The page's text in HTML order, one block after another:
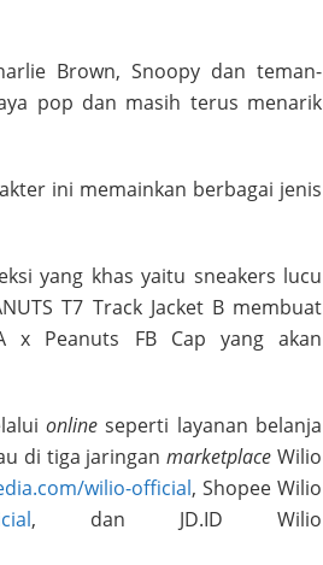
Brown, Snoopy dan teman-
pop dan masih terus menarik
ini memainkan berbagai jenis
yang khas yaitu sneakers lucu
T7 Track Jacket B membuat
x Peanuts FB Cap yang akan
onlineseperti layanan belanja
di tiga jaringanmarketplace Wilio
wilio-official, Shopee Wilio
, dan JD.ID Wilio